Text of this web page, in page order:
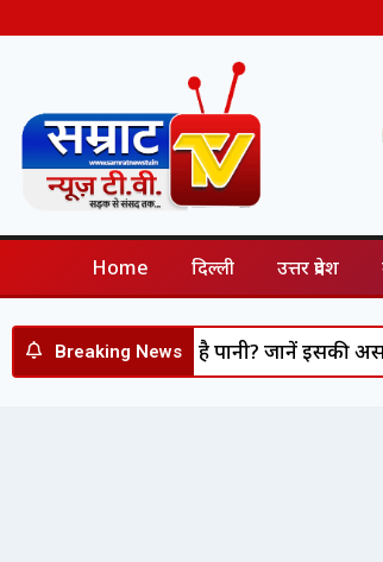
Home दिल्ली उत्तर प्रदेश
Breaking News
भी बर्बाद कर रहा है पानी? जानें इसकी